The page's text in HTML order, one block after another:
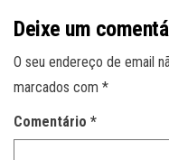
Deixe um
O seu endereço de email
marcados com *
Comentário *